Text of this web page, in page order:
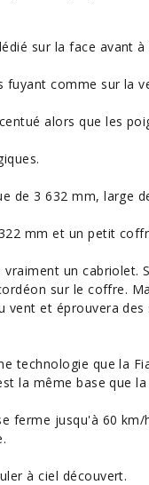
sur la face avant
comme sur la
alors que les
de 3 632 mm, large
mm et un petit
un
sur le coffre.
vent et éprouvera
technologie que la
la même base que
ferme jusqu'à 60
à ciel découvert.